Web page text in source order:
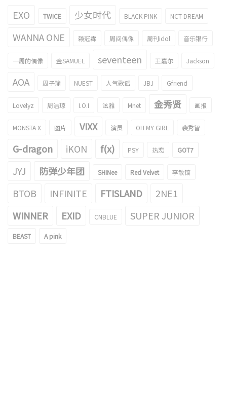
EXO TWICE 少女时代 BLACK PINK NCT DREAM
WANNA ONE 赖冠霖 周间偶像 周刊idol 音乐银行
一周的偶像 金SAMUEL seventeen 王嘉尔 Jackson
AOA 周子瑜 NUEST 人气歌谣 JBJ Gfriend
Lovelyz 周洁琼 I.O.I 泫雅 Mnet 金秀贤 画报
MONSTA X 图片 VIXX 演员 OH MY GIRL 裴秀智
G-dragon iKON f(x) PSY 热恋 GOT7
JYJ 防弹少年团 SHINee Red Velvet 李敏镐
BTOB INFINITE FTISLAND
2NE1
WINNER
EXID CNBLUE SUPER JUNIOR
BEAST A pink